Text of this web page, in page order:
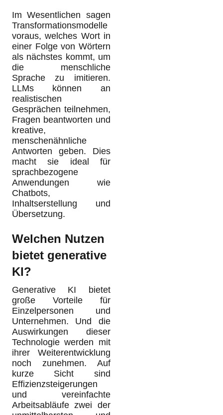
Im Wesentlichen sagen
Transformationsmodelle
voraus, welches Wort in
einer Folge von Wörtern
als nächstes kommt, um
die menschliche
Sprache zu imitieren.
LLMs können an
realistischen
Gesprächen teilnehmen,
Fragen beantworten und
kreative,
menschenähnliche
Antworten geben. Dies
macht sie ideal für
sprachbezogene
Anwendungen wie
Chatbots,
Inhaltserstellung und
Übersetzung.
Welchen Nutzen
bietet generative
KI?
Generative KI bietet
große Vorteile für
Einzelpersonen und
Unternehmen. Und die
Auswirkungen dieser
Technologie werden mit
ihrer Weiterentwicklung
noch zunehmen. Auf
kurze Sicht sind
Effizienzsteigerungen
und vereinfachte
Arbeitsabläufe zwei der